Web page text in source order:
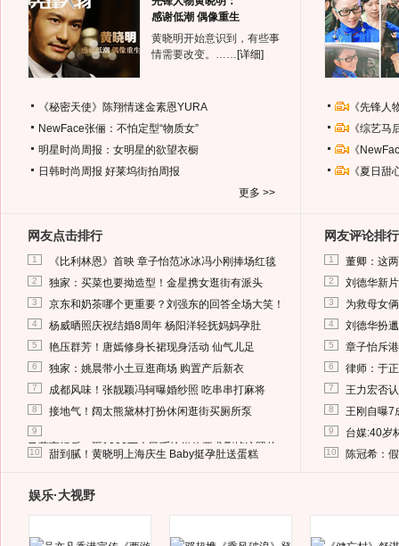
感谢低潮 偶像重生
黄晓明开始意识到，有些事
情需要改变。…… [详细]
《秘密天使》陈翔情迷金素恩YURA
NewFace张俪：不怕定型“物质女”
明星时尚周报：女明星的欲望衣橱
日韩时尚周报 好莱坞街拍周报
更多 >>
《先锋
《综艺
《
《夏日
网友点击排行
1 《比利林恩》首映 章子怡范冰冰冯小刚捧场红毯
2 独家：买菜也要拗造型！金星携女逛街有派头
3 京东和奶茶哪个更重要？刘强东的回答全场大笑！
4 杨威晒照庆祝结婚8周年 杨阳洋轻抚妈妈孕肚
5 艳压群芳！唐嫣修身长裙现身活动 仙气儿足
6 独家：姚晨带小土豆逛商场 购置产后新衣
7 成都风味！张靓颖冯轲曝婚纱照 吃串串打麻将
8 接地气！阔太熊黛林打扮休闲逛街买厕所泵
9
马蓉离婚后，砸1000万人民币给媒体要求删掉这照片
10 甜到腻！黄晓明上海庆生 Baby挺孕肚送蛋糕
网友评论排行
1 董卿：这
2 刘德华新
3 为救母女
4 刘德华扮
5 章子怡斥
6 律师：于
7 王力宏否
8 王刚自曝7
9 台媒:40岁
10 陈冠希：
娱乐·大视野